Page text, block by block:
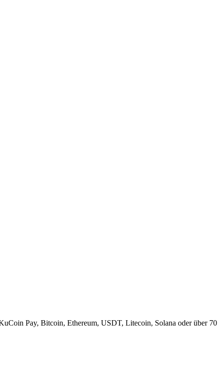
Pay, Bitcoin, Ethereum, USDT, Litecoin, Solana oder über 70